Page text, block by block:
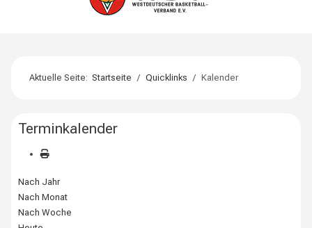
Aktuelle Seite:Startseite Quicklinks Kalender
Terminkalender
Nach Jahr
Nach Monat
Nach Woche